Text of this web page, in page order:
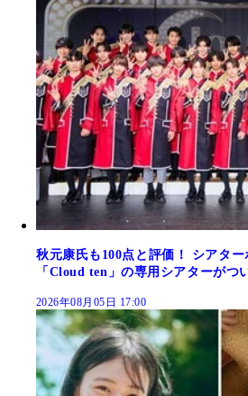
秋元康氏も100点と評価！ シアタ
「Cloud ten」の専用シアターがつ
2026年08月05日 17:00